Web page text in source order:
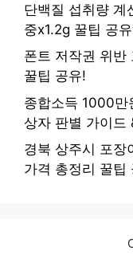
단백질 섭취량 계
중x1.2g 꿀팁 공
폰트 저작권 위반
꿀팁 공유!
종합소득 1000만
상자 판별 가이드
경북 상주시 포장
가격 총정리 꿀팁